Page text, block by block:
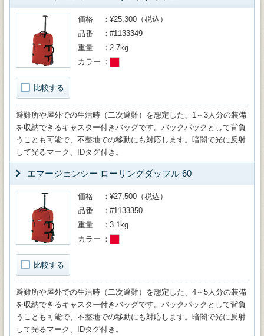
比較する
価格
¥25,300（税込）
品番
#1133349
重量
2.7kg
カラー
避難所や屋外での生活時（二次避難）を想定した、1～3人分の装備
を収納できるキャスター付きバッグです。バックパックとして背負
うことも可能で、不整地での移動にも対応します。暗闇で光に反射
して光るマーク、IDタグ付き。
エマージェンシー ローリングダッフル 60
比較する
価格
¥27,500（税込）
品番
#1133350
重量
3.1kg
カラー
避難所や屋外での生活時（二次避難）を想定した、4～5人分の装備
を収納できるキャスター付きバッグです。バックパックとして背負
うことも可能で、不整地での移動にも対応します。暗闇で光に反射
して光るマーク、IDタグ付き。